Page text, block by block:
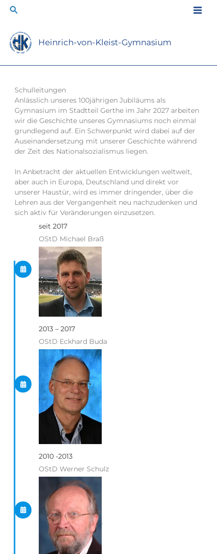
Zum
Inhalt
Suchen
Heinrich-von-Kleist-Gymnasium
Schulleitungen
Anlässlich unseres 100jährigen Jubiläums als
Gymnasium im Stadtteil Gerthe im Jahr 2027 arbeiten
wir die Geschichte unseres Gymnasiums noch einmal
grundlegend auf. Ein Schwerpunkt wird dabei auf der
Auseinandersetzung mit unserer Geschichte während
der Zeit des Nationalsozialismus liegen.
In Anbetracht der aktuellen Entwicklungen weltweit,
aber auch in Europa, Deutschland und direkt vor
unserer Haustür, wird es immer dringender, über die
Lehren aus der Vergangenheit neu nachzudenken und
sich aktiv für Veränderungen einzusetzen.
seit 2017
OStD Michael Braß
.
2013 – 2017
OStD Eckhard Buda
2010 -2013
OStD Werner Schulz
.